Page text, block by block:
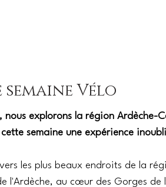
Vélo
explorons la région Ardèche-
semaine une expérience
les plus beaux endroits de la
l'Ardèche, au cœur des Gorges de